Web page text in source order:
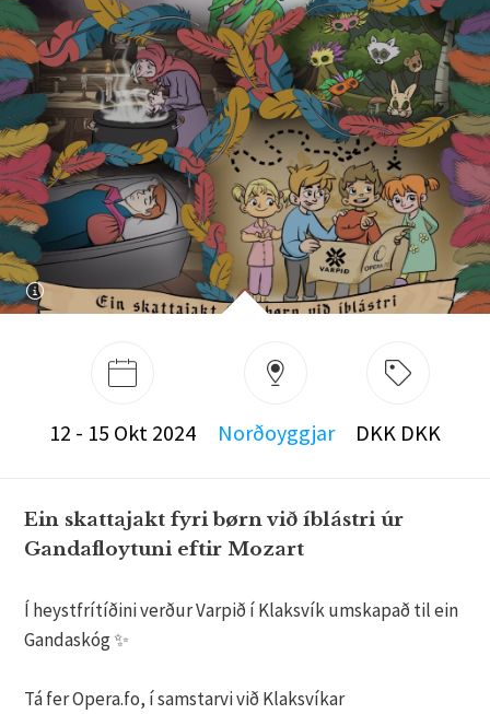
12 - 15 Okt 2024 Norðoyggjar DKK DKK
Ein skattajakt fyri børn við íblástri úr
Gandafloytuni eftir Mozart
Í heystfrítíðini verður Varpið í Klaksvík umskapað til ein
Gandaskóg ✨
Tá fer Opera.fo, í samstarvi við Klaksvíkar